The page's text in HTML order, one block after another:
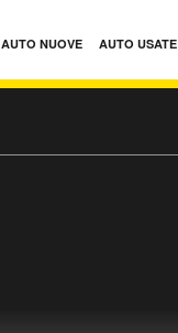
AUTO NUOVE AUTO USATE